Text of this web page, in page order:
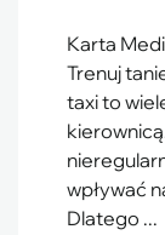
Karta
Trenuj
taxi to
wpływać
Dlatego ...